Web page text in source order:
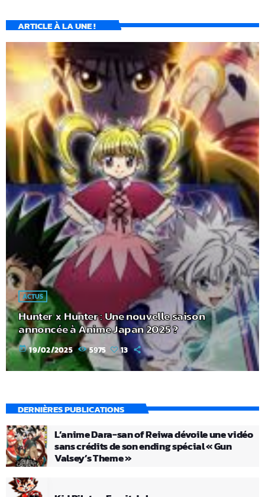
ARTICLE À LA UNE !
ACTUS
Hunter x Hunter : Une nouvelle saison
annoncée à Anime Japan 2025 ?
today 19/02/2025 5975 13
DERNIÈRES PUBLICATIONS
L’anime Dara-san of Reiwa dévoile une vidéo
sans crédits de son ending spécial « Gun
Valsey’s Theme »